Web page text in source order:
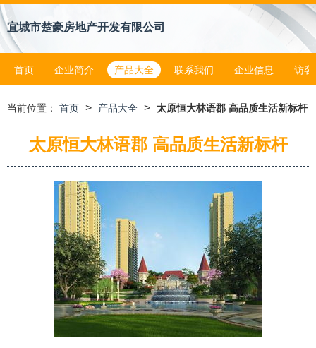
宜城市楚豪房地产开发有限公司
首页 企业简介 产品大全 联系我们 企业信息 访客
当前位置： 首页 > 产品大全 > 太原恒大林语郡 高品质生活新标杆
太原恒大林语郡 高品质生活新标杆